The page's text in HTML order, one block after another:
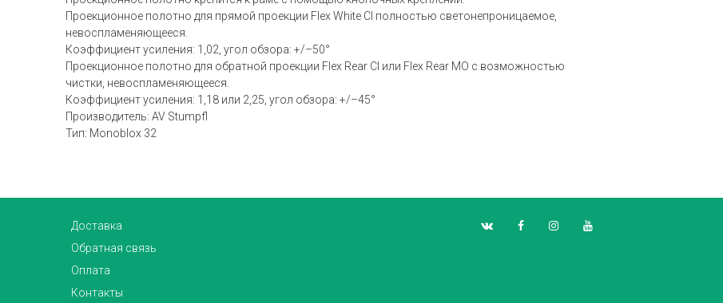
Проекционное полотно для прямой проекции Flex White CI полностью светонепроницаемое,
невоспламеняющееся.
Коэффициент усиления: 1,02, угол обзора: +/–50°
Проекционное полотно для обратной проекции Flex Rear CI или Flex Rear MO с возможностью
чистки, невоспламеняющееся.
Коэффициент усиления: 1,18 или 2,25, угол обзора: +/–45°
Производитель: AV Stumpfl
Тип: Monoblox 32
Доставка
Обратная связь
Оплата
Контакты